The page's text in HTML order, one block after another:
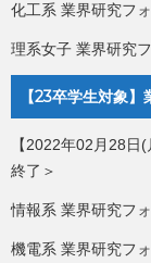
化工系 業界研究フ
理系女子 業界研究
【23卒学生対象
【2022年02月28
終了＞
情報系 業界研究フ
機電系 業界研究フ